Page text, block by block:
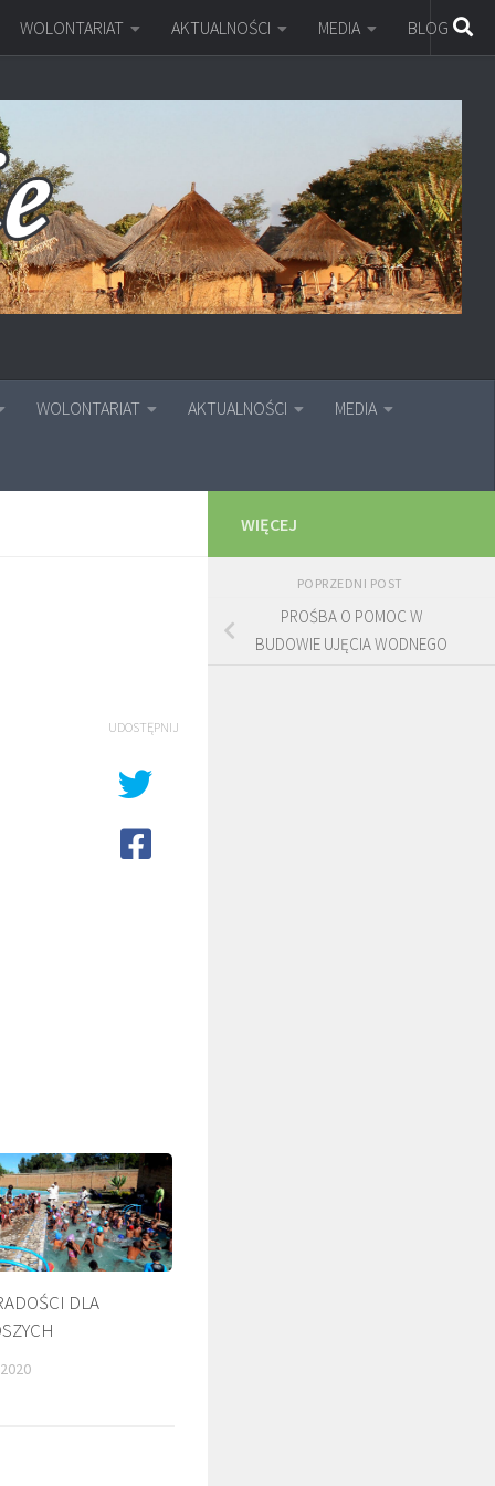
WOLONTARIAT AKTUALNOŚCI MEDIA BLOG
WOLONTARIAT AKTUALNOŚCI MEDIA
UDOSTĘPNIJ
DLA
WIĘCEJ
POPRZEDNI POST
PROŚBA O POMOC W
BUDOWIE UJĘCIA WODNEGO